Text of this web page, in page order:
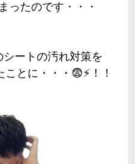
ったのです・・・
ートの汚れ対策を
とに・・・😨⚡！！